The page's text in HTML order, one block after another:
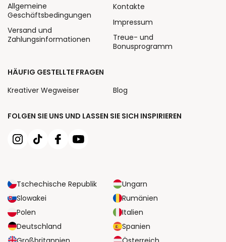
FOLGEN SIE UNS UND LASSEN SIE SICH INSPIRIEREN
Tschechische Republik
Ungarn
Slowakei
Rumänien
Polen
Italien
Deutschland
Spanien
Allgemeine
Geschäftsbedingungen
Versand und
Zahlungsinformationen
Kontakte
Impressum
Treue- und
Bonusprogramm
HÄUFIG GESTELLTE FRAGEN
Kreativer Wegweiser
Blog